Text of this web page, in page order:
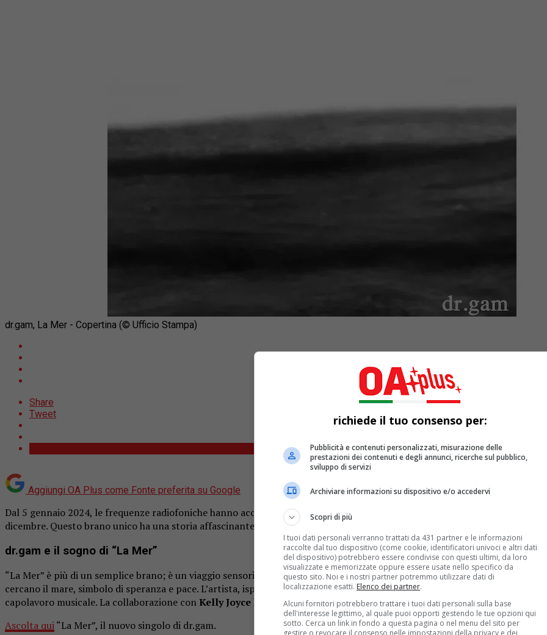
dr.gam, La Mer - Copertina (© Ufficio Stampa)
Share
Tweet
Aggiungi OA Plus come Fonte preferita su Google
Dal 5 gennaio 2024, le frequenze radiofoniche hanno accolto con entusiasmo “
,
dicembre. Questo brano unico ha una storia affascinante che affonda le radici in un sogno, trasformando un’esperienza
dr.gam e il sogno di “La Mer”
“La Mer” è più di un semplice brano; è un viaggio sensoriale che nasce da un sogno intrappolato nella mente dell’artista.
cercano il mare, simbolo di speranza e pace. L’artista, ispirato dalla visione, ha catturato le parole della madre nel suo
capolavoro musicale. La collaborazione con Kelly Joyceha portato alla creazione di un testo coinvolgente e toccante.
Ascolta qui“La Mer”, il nuovo singolo di dr.gam.
richiede il tuo consenso per:
Pubblicità e contenuti personalizzati, misurazione delle
prestazioni dei contenuti e degli annunci, ricerche sul pubblico,
sviluppo di servizi
Archiviare informazioni su dispositivo e/o accedervi
Scopri di più
I tuoi dati personali verranno trattati da 431 partner e le informazioni
raccolte dal tuo dispositivo (come cookie, identificatori univoci e altri dati
del dispositivo) potrebbero essere condivise con questi ultimi, da loro
visualizzate e memorizzate oppure essere usate nello specifico da
questo sito. Noi e i nostri partner potremmo utilizzare dati di
localizzazione esatti. Elenco dei partner.
Alcuni fornitori potrebbero trattare i tuoi dati personali sulla base
dell'interesse legittimo, al quale puoi opporti gestendo le tue opzioni qui
sotto. Cerca un link in fondo a questa pagina o nel menu del sito per
gestire o revocare il consenso nelle impostazioni della privacy e dei